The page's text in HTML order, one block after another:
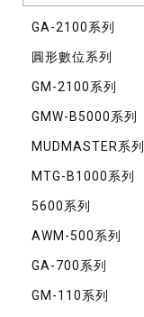
GA-2100系列
圓形數位系列
GM-2100系列
GMW-B5000系列
MUDMASTER系列
MTG-B1000系列
5600系列
AWM-500系列
GA-700系列
GM-110系列